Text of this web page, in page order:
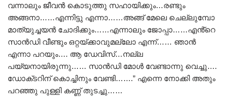
വന്നാലും ജീവൻ കൊടുത്തു സഹായിക്കും…രണ്ടും
അങ്ങനാ……എന്നിട്ടു എന്നാ……അങ്ങ് മേലെ ചെല്ലുമ്പോ
മാത്യുച്ചയൻ ചോദിക്കും……എന്നാലും ജോപ്പാ……എൻ്റെ
സാൻഡി വീണ്ടും ഒറ്റയ്ക്കാവുമല്ലോ എന്ന്…… ഞാൻ
എന്നാ പറയും…. ആ ഡേവിസ്…നല്ല
പയ്യനായിരുന്നു…… സാൻഡി മോൾ വേണ്ടാന്നു വെച്ചു….
ഡോക്‌ടറിന്‌ കൊച്ചിനും വേണ്ടി…….” എന്നെ നോക്കി അതും
പറഞ്ഞു പുള്ളി കണ്ണ് തുടച്ചു……